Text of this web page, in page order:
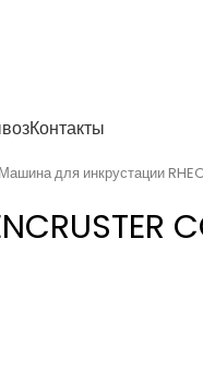
Контакты
Машина для инкрустации